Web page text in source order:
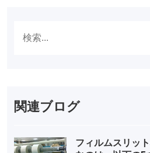
関連ブログ
フィルムスリッ